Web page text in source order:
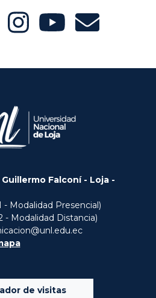
Falconí - Loja -
- Modalidad Presencial)
- Modalidad Distancia)
de visitas